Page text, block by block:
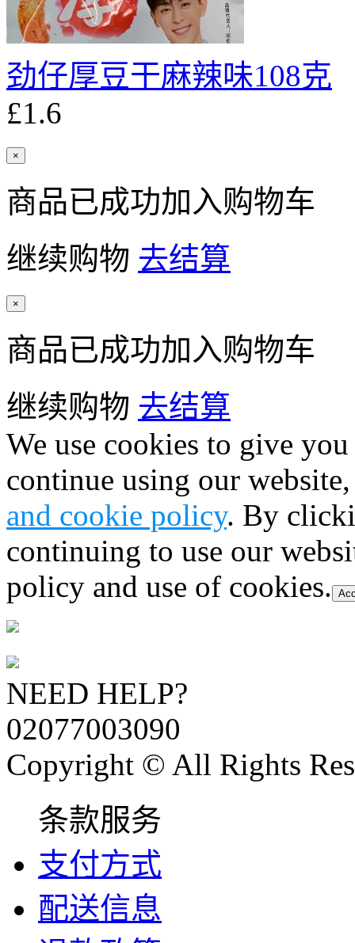
劲仔厚豆干麻辣味108克
£1.6
×
商品已成功加入购物车
继续购物 去结算
×
商品已成功加入购物车
继续购物 去结算
We use cookies to give
continue using our
and cookie policy. By
continuing to use our
policy and use of cookies.
NEED HELP?
02077003090
Copyright © All Rights
条款服务
支付方式
配送信息